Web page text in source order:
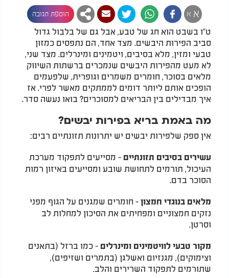
א א הוספת תגובה
ט"ו בשבט הוא חג של טבע, אבל גם של בלבול גדול
סביב הפירות היבשים. מצד אחד, הם נתפסים כמזון
טבעי ומזין, מלא בסיבים, ויטמינים ומינרלים. מצד שני,
לא מעט מהפירות היבשים שנמכרים ברשתות השיווק
מלאים בסוכר, חומרים משמרים וגופרית, שלפעמים
הופכים אותם ליותר דומים לממתקים מאשר לפרי. אז
איך מבדילים בין הבריאים למסוכרים? בואו נעשה סדר.
מה באמת בריא בפירות יבשים?
אין ספק שלפירות יבשים יש יתרונות תזונתיים רבים:
עשירים בסיבים תזונתיים - מסייעים לתפקוד מערכת
העיכול, תורמים לתחושת שובע ומסייעים באיזון רמות
הסוכר בדם.
מלאים בנוגדי חמצון - חומרים שמגנים על הגוף מפני
נזקים חמצוניים ומפחיתים את הסיכון למחלות לב
וסרטן.
מקור טבעי לוויטמינים ומינרלים - כמו ברזל (בתאנים
וצימוקים), מגנזיום ואשלגן (בתמרים ושזיפים),
שתורמים לתפקוד השרירים והלב.